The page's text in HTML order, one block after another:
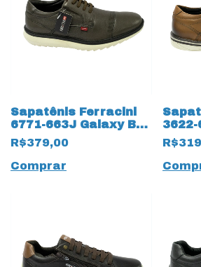
Sapatênis Ferracini
6771-663J Galaxy BA
couro legítimo 15518
Café
R$379,00
Comprar
em
com